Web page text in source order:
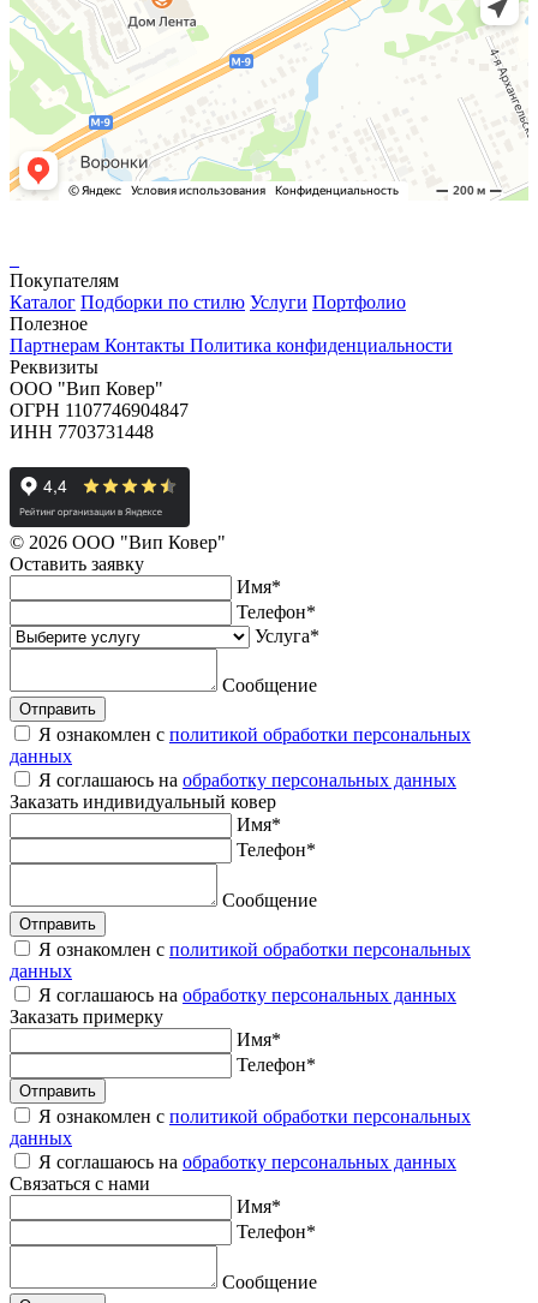
Покупателям
Каталог Подборки по стилю Услуги Портфолио
Полезное
Партнерам Контакты Политика конфиденциальности
Реквизиты
ООО "Вип Ковер"
ОГРН 1107746904847
ИНН 7703731448
© 2026 ООО "Вип Ковер"
Оставить заявку
Имя*
Телефон*
Услуга*
Сообщение
Отправить
Я ознакомлен с политикой обработки персональных
данных
Я соглашаюсь на обработку персональных данных
Заказать индивидуальный ковер
Имя*
Телефон*
Сообщение
Отправить
Я ознакомлен с политикой обработки персональных
данных
Я соглашаюсь на обработку персональных данных
Заказать примерку
Имя*
Телефон*
Отправить
Я ознакомлен с политикой обработки персональных
данных
Я соглашаюсь на обработку персональных данных
Связаться с нами
Имя*
Телефон*
Сообщение